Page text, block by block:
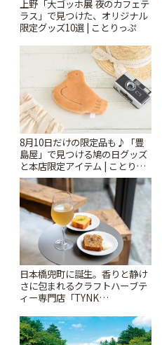
上野「大ゴッホ展 夜のカフェテ
ラス」で見つけた、オリジナル
限定グッズ10選 | ことりっぷ
8月10日だけの限定品も♪「豊
島屋」で見つける鳩の日グッズ
と本店限定アイテム | ことりっ
ぷ
日本橋兜町に誕生。香りと静け
さに包まれるクラフトハーブテ
ィー専門店「TYNK